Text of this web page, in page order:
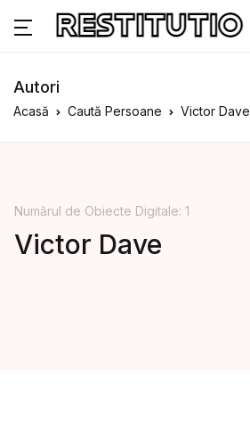
Autori
Acasă Caută Persoane Victor Dave
Numărul de Obiecte Digitale: 1
Victor Dave